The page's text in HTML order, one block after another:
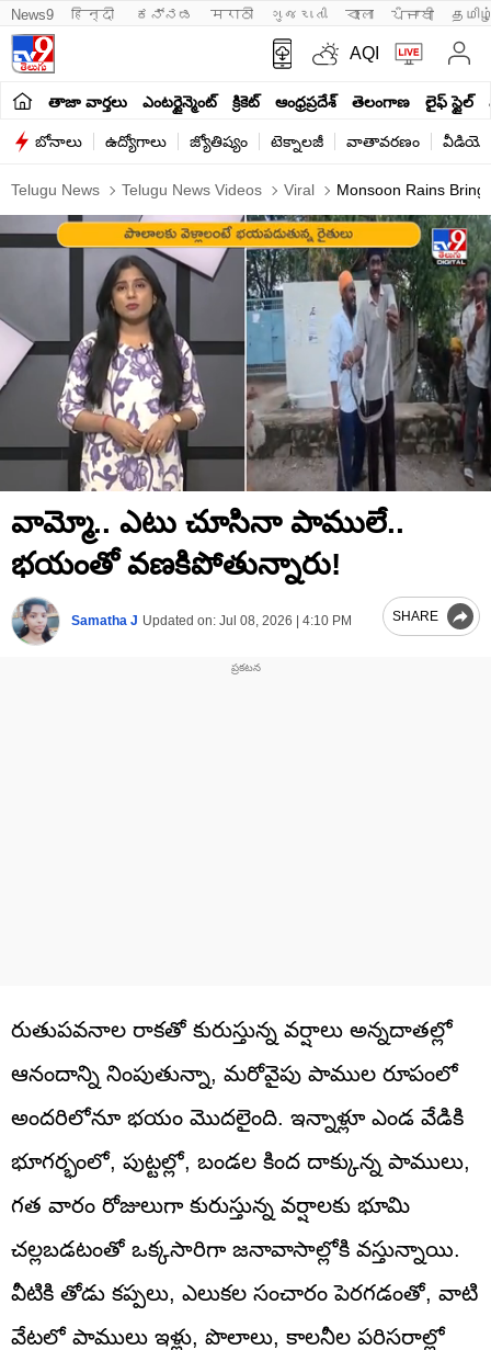
News9 हिन्दी ಕನ್ನಡ मराठी ગુજરાતી বাংলা ਪੰਜਾਬੀ
AQI
తాజా వార్తలు ఎంటర్టైన్మెంట్ క్రికెట్ ఆంధ్రప్రదేశ్ తెలంగాణ లైఫ్ స్టైల్
బోనాలు ఉద్యోగాలు జ్యోతిష్యం టెక్నాలజీ వాతావరణం
Telugu News Telugu News Videos Viral Monsoon Rains
seconds
of
minute,
seconds
వామ్మో.. ఎటు చూసినా పాములే..
భయంతో వణకిపోతున్నారు!
Samatha J Updated on: Jul 08, 2026 | 4:10 PM SHARE
రుతుపవనాల రాకతో కురుస్తున్న వర్షాలు అన్నదాతల్లో
ఆనందాన్ని నింపుతున్నా, మరోవైపు పాముల రూపంలో
అందరిలోనూ భయం మొదలైంది. ఇన్నాళ్లూ ఎండ వేడికి
భూగర్భంలో, పుట్టల్లో, బండల కింద దాక్కున్న పాములు,
గత వారం రోజులుగా కురుస్తున్న వర్షాలకు భూమి
చల్లబడటంతో ఒక్కసారిగా జనావాసాల్లోకి వస్తున్నాయి.
వీటికి తోడు కప్పలు, ఎలుకల సంచారం పెరగడంతో, వాటి
వేటలో పాములు ఇళ్లు, పొలాలు, కాలనీల పరిసరాల్లో